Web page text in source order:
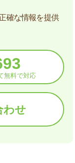
確な情報を提供
無料で対応
わせ